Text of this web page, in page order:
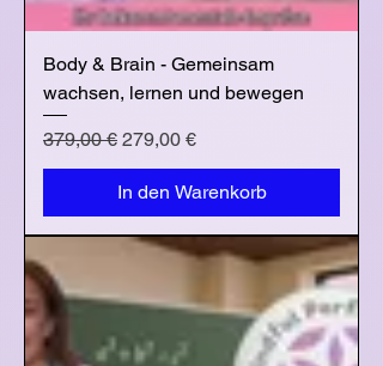
Body & Brain - Gemeinsam
wachsen, lernen und bewegen
Standardpreis
379,00 € Sale-Preis
279,00 €
In den Warenkorb